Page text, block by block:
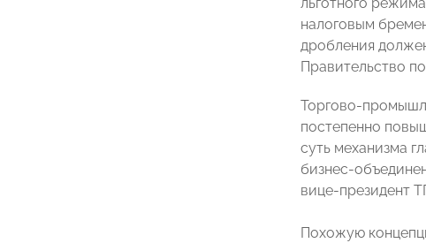
налоговым
дробления
Правительство по
Торгово-
постепенно
суть механизма
бизнес-
вице-президент
Похожую